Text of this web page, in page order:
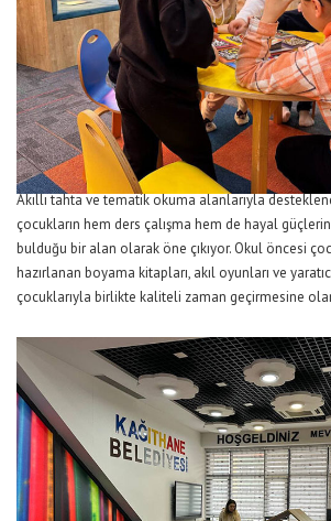
Akıllı tahta ve tematik okuma alanlarıyla
çocukların hem ders çalışma hem de hayal
bulduğu bir alan olarak öne çıkıyor. Okul öncesi
hazırlanan boyama kitapları, akıl oyunları ve
çocuklarıyla birlikte kaliteli zaman geçirmesine